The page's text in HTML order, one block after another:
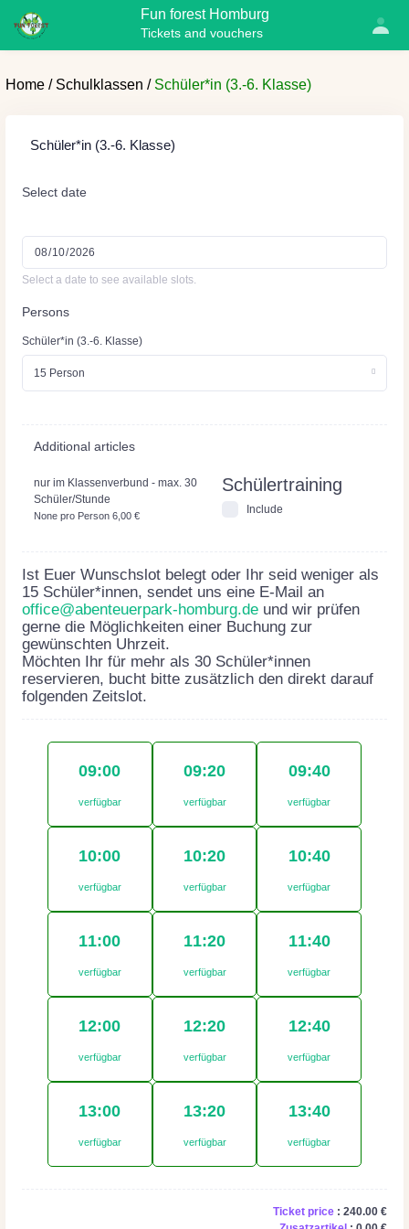
Fun forest Homburg
Tickets and vouchers
Fun forest Homburg
Tickets and vouchers
G
Home / Schulklassen / Schüler*in (3.-6. Klasse)
Schüler*in (3.-6. Klasse)
Select date
Select a date to see available slots.
Persons
Schüler*in (3.-6. Klasse)
15 Person
Additional articles
nur im Klassenverbund - max. 30
Schüler/Stunde
None pro Person 6,00 €
Schülertraining
Include
Ist Euer Wunschslot belegt oder Ihr seid weniger als
15 Schüler*innen, sendet uns eine E-Mail an
office@abenteuerpark-homburg.de und wir prüfen
gerne die Möglichkeiten einer Buchung zur
gewünschten Uhrzeit.
Möchten Ihr für mehr als 30 Schüler*innen
reservieren, bucht bitte zusätzlich den direkt darauf
folgenden Zeitslot.
09:00
verfügbar
09:20
verfügbar
09:40
verfügbar
10:00
verfügbar
10:20
verfügbar
10:40
verfügbar
11:00
verfügbar
11:20
verfügbar
11:40
verfügbar
12:00
verfügbar
12:20
verfügbar
12:40
verfügbar
13:00
verfügbar
13:20
verfügbar
13:40
verfügbar
Ticket price : 240.00 €